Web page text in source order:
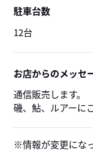
駐車台数
12台
お店からのメッセ
通信販売します。
磯、鮎、ルアーに